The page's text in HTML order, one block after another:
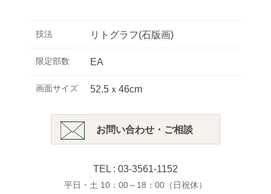
技法 リトグラフ(石版画)
限定部数 EA
画面サイズ 52.5ｘ46cm
お問い合わせ・ご相談
TEL : 03-3561-1152
平日・土 10：00～18：00（日祝休）